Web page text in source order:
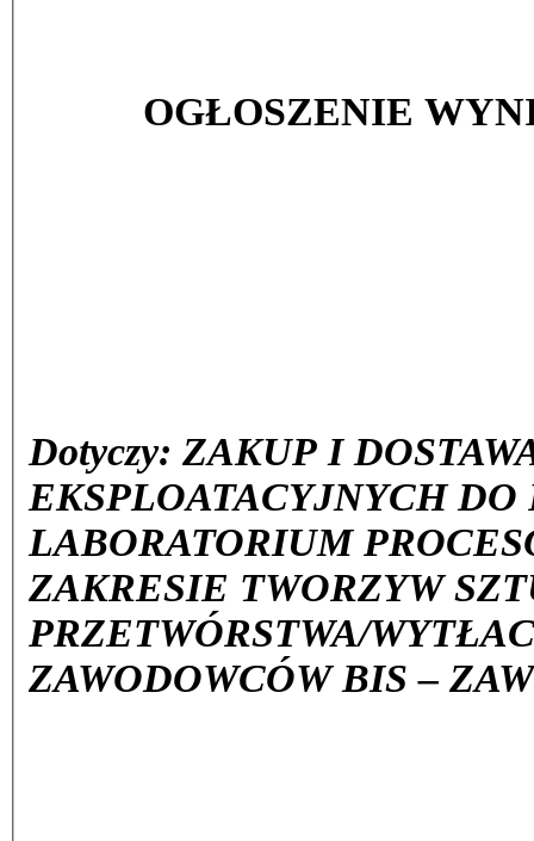
OGŁOSZENIE
Dotyczy: ZAKUP I
EKSPLOATACYJNYCH
LABORATORIUM
ZAKRESIE TWORZYW
PRZETWÓRSTWA/
ZAWODOWCÓW BIS –